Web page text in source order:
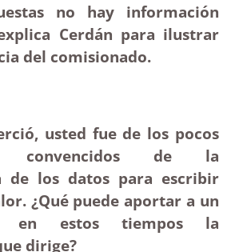
no hay información
Cerdán para ilustrar
del comisionado.
usted fue de los pocos
convencidos de la
de los datos para escribir
¿Qué puede aportar a un
en estos tiempos la
dirige?